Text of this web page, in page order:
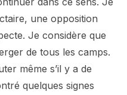
une opposition
Je considère que
de tous les camps.
même s’il y a de
quelques signes